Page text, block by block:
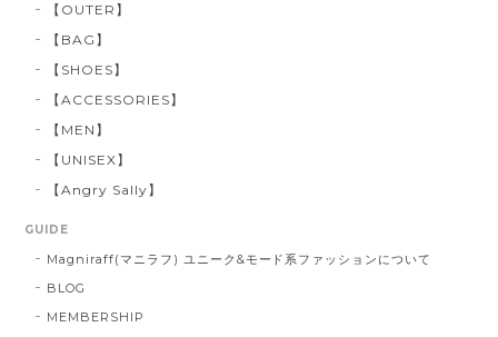
【OUTER】
【BAG】
【SHOES】
【ACCESSORIES】
【MEN】
【UNISEX】
【Angry Sally】
GUIDE
Magniraff(マニラフ) ユニーク&モード系ファッションについて
BLOG
MEMBERSHIP